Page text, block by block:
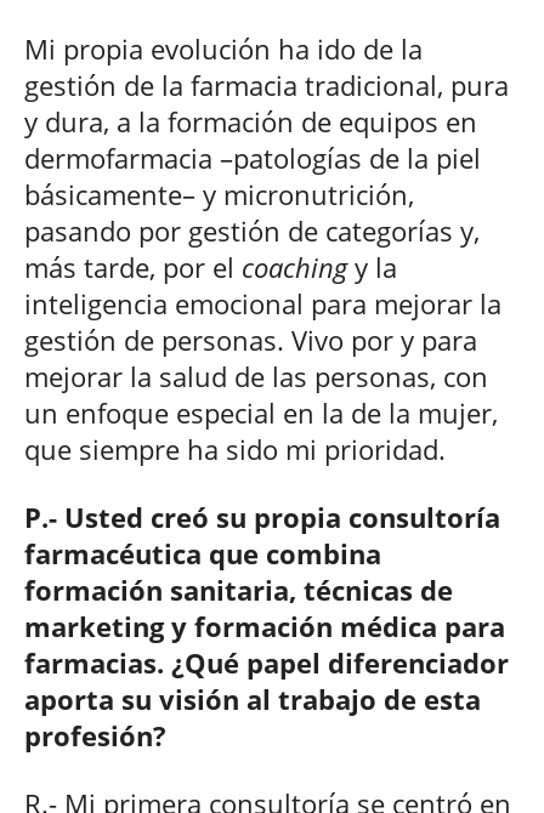
Mi propia evolución ha ido de la
gestión de la farmacia tradicional, pura
y dura, a la formación de equipos en
dermofarmacia –patologías de la piel
básicamente– y micronutrición,
pasando por gestión de categorías y,
más tarde, por el coachingy la
inteligencia emocional para mejorar la
gestión de personas. Vivo por y para
mejorar la salud de las personas, con
un enfoque especial en la de la mujer,
que siempre ha sido mi prioridad.
P.- Usted creó su propia consultoría
farmacéutica que combina
formación sanitaria, técnicas de
marketing y formación médica para
farmacias. ¿Qué papel diferenciador
aporta su visión al trabajo de esta
profesión?
R.- Mi primera consultoría se centró en